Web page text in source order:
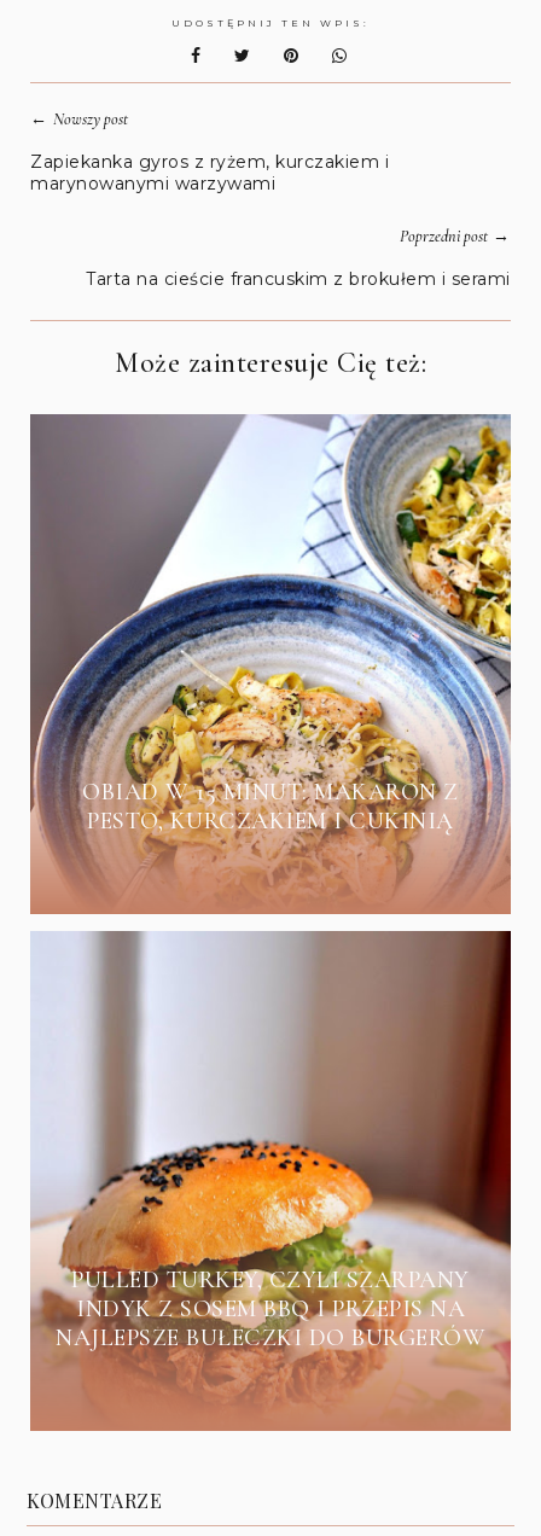
UDOSTĘPNIJ TEN WPIS:
←Nowszy post
Zapiekanka gyros z ryżem, kurczakiem i
marynowanymi warzywami
Poprzedni post→
Tarta na cieście francuskim z brokułem i serami
Może zainteresuje Cię też:
OBIAD W 15 MINUT: MAKARON Z
PESTO, KURCZAKIEM I CUKINIĄ
PULLED TURKEY, CZYLI SZARPANY
INDYK Z SOSEM BBQ I PRZEPIS NA
NAJLEPSZE BUŁECZKI DO BURGERÓW
KOMENTARZE